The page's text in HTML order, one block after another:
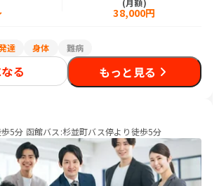
(月額)
38,000円
達 身体 難病
る もっと見る
5分 函館バス:杉並町バス停より徒歩5分